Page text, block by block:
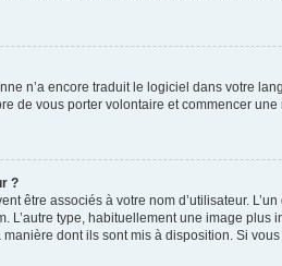
n’a encore traduit le logiciel dans votre
de vous porter volontaire et commencer
?
être associés à votre nom d’utilisateur.
type, habituellement une image
dont ils sont mis à disposition. Si